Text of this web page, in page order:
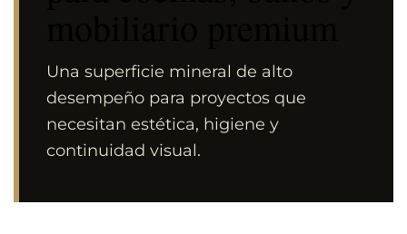
Una superficie mineral de alto
desempeño para proyectos que
necesitan estética, higiene y
continuidad visual.